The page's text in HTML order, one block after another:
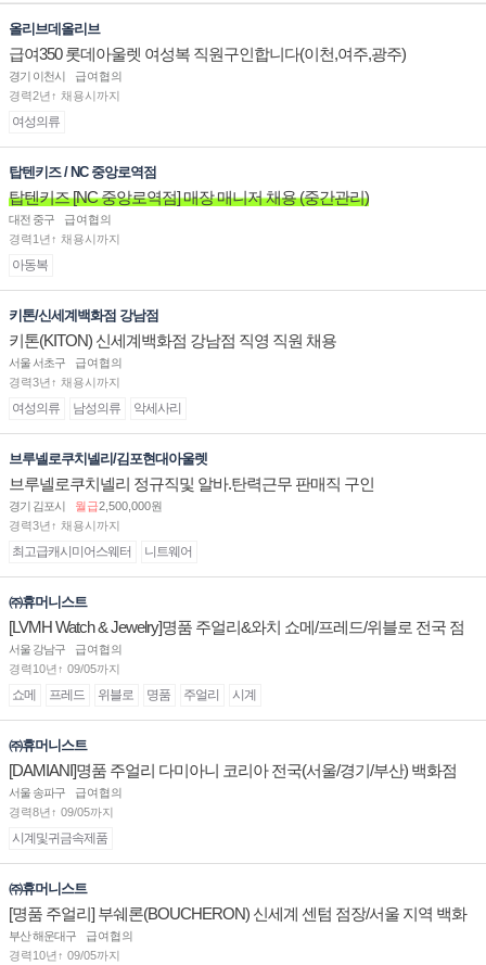
올리브데올리브
급여350 롯데아울렛 여성복 직원구인합니다(이천,여주,광주)
경기 이천시
급여협의
경력2년↑ 채용시까지
여성의류
탑텐키즈 / NC 중앙로역점
탑텐키즈 [NC 중앙로역점] 매장 매니저 채용 (중간관리)
대전 중구
급여협의
경력1년↑ 채용시까지
아동복
키톤/신세계백화점 강남점
키톤(KITON) 신세계백화점 강남점 직영 직원 채용
서울 서초구
급여협의
경력3년↑ 채용시까지
여성의류 남성의류 악세사리
브루넬로쿠치넬리/김포현대아울렛
브루넬로쿠치넬리 정규직및 알바.탄력근무 판매직 구인
경기 김포시 월급2,500,000원
경력3년↑ 채용시까지
최고급캐시미어스웨터 니트웨어
㈜휴머니스트
[LVMH Watch & Jewelry]명품 주얼리&와치 쇼메/프레드/위블로 전국 점
장/부점장/판매사원 채용
서울 강남구
급여협의
경력10년↑ 09/05까지
쇼메 프레드 위블로 명품 주얼리 시계
㈜휴머니스트
[DAMIANI]명품 주얼리 다미아니 코리아 전국(서울/경기/부산) 백화점
부점장/판매사원 채용
서울 송파구
급여협의
경력8년↑ 09/05까지
시계및귀금속제품
㈜휴머니스트
[명품 주얼리] 부쉐론(BOUCHERON) 신세계 센텀 점장/서울 지역 백화
점 판매사원 채용
부산 해운대구
급여협의
경력10년↑ 09/05까지